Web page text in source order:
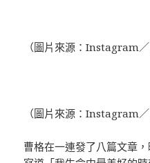
（圖片來源：Instagram
（圖片來源：Instagram
曹格在一連發了八篇文章